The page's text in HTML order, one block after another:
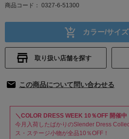
商品コード 0327-6-51300
カラー/サイ
取り扱い店舗を探す
この商品について問い合わせる
＼COLOR DRESS WEEK 10％OFF 開催中
今月入荷したばかりのSlender Dress
ス・ステージ小物が全品10％OFF！